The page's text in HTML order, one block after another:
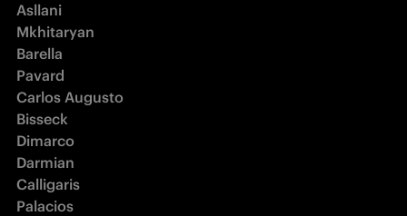
Asllani
Mkhitaryan
Barella
Pavard
Carlos Augusto
Bisseck
Dimarco
Darmian
Calligaris
Palacios